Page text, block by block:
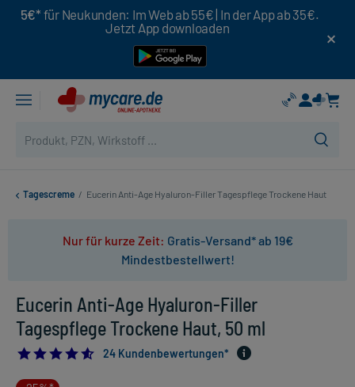
5€* für Neukunden: Im Web ab 55€ | In der App ab 35€.
Jetzt App downloaden
Tagescreme / Eucerin Anti-Age Hyaluron-Filler Tagespflege Trockene Haut
Nur für kurze Zeit: Gratis-Versand* ab 19€
Mindestbestellwert!
Eucerin Anti-Age Hyaluron-Filler
Tagespflege Trockene Haut, 50 ml
4.583333333333333
24 Kundenbewertungen*